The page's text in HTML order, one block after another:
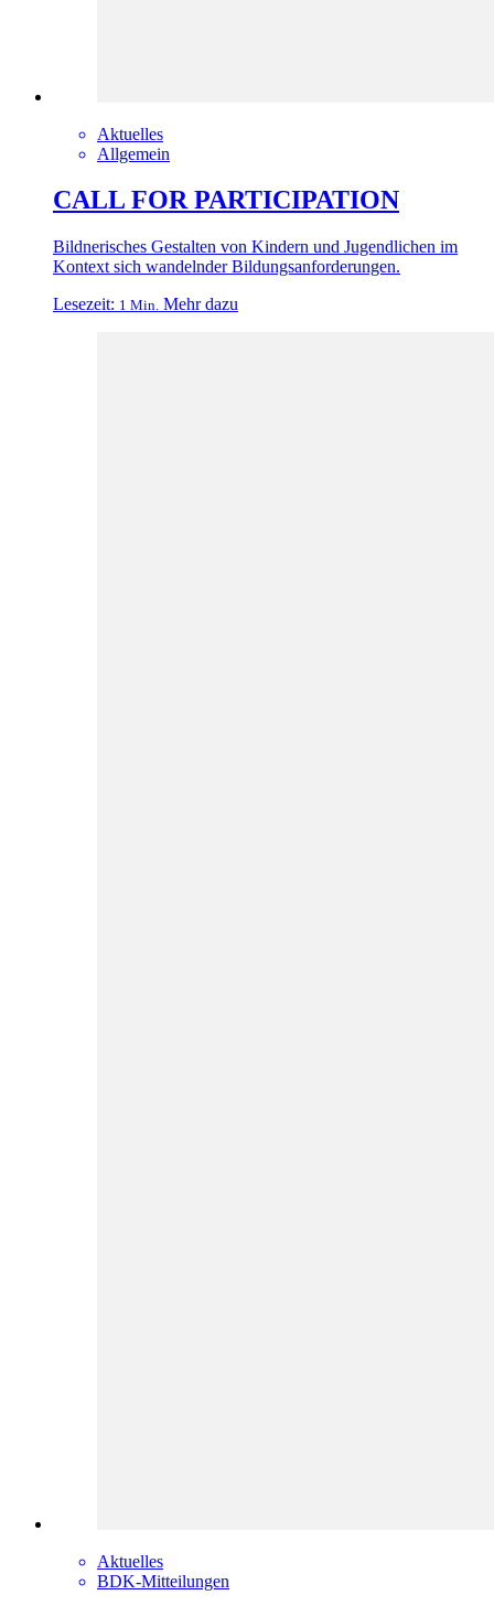
Aktuelles
Allgemein
CALL FOR PARTICIPATION
Bildnerisches Gestalten von Kindern und Jugendlichen im
Kontext sich wandelnder Bildungsanforderungen.
Lesezeit: 1 Min. Mehr dazu
Aktuelles
BDK-Mitteilungen